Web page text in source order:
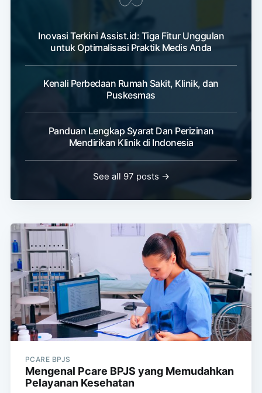
Inovasi Terkini Assist.id: Tiga Fitur Unggulan
untuk Optimalisasi Praktik Medis Anda
Kenali Perbedaan Rumah Sakit, Klinik, dan
Puskesmas
Panduan Lengkap Syarat Dan Perizinan
Mendirikan Klinik di Indonesia
See all 97 posts →
PCARE BPJS
Mengenal Pcare BPJS yang Memudahkan
Pelayanan Kesehatan